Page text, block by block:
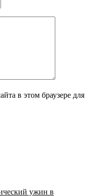
в этом браузере для
ужин в